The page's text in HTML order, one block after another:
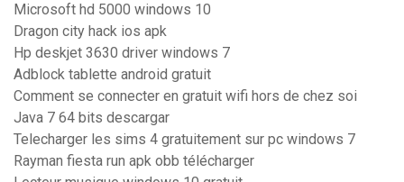
Microsoft hd 5000 windows 10
Dragon city hack ios apk
Hp deskjet 3630 driver windows 7
Adblock tablette android gratuit
Comment se connecter en gratuit wifi hors de chez soi
Java 7 64 bits descargar
Telecharger les sims 4 gratuitement sur pc windows 7
Rayman fiesta run apk obb télécharger